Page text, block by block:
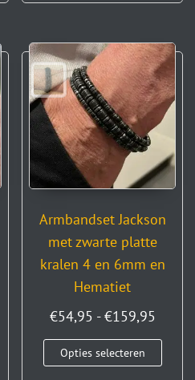
Armbandset Jackson
met zwarte platte
kralen 4 en 6mm en
Hematiet
€54,95 - €159,95
Opties selecteren